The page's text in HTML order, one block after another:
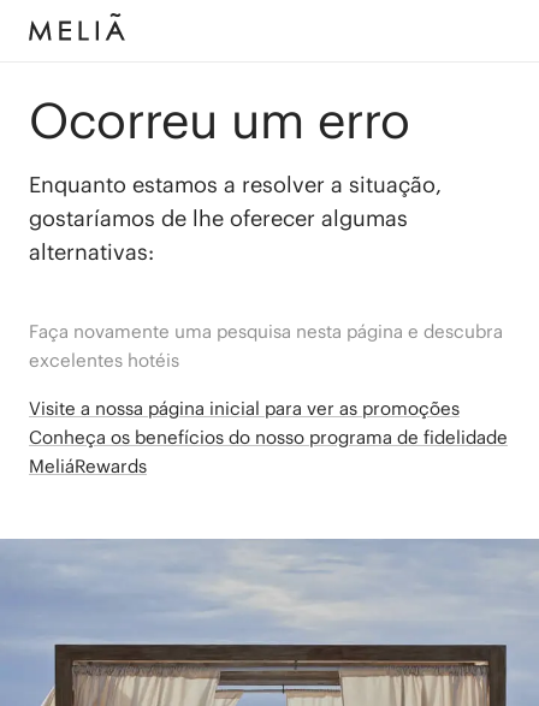
Ocorreu um erro
Enquanto estamos a resolver a situação,
gostaríamos de lhe oferecer algumas
alternativas:
Faça novamente uma pesquisa nesta página e descubra
excelentes hotéis
Visite a nossa página inicial para ver as promoções
Conheça os benefícios do nosso programa de fidelidade
MeliáRewards